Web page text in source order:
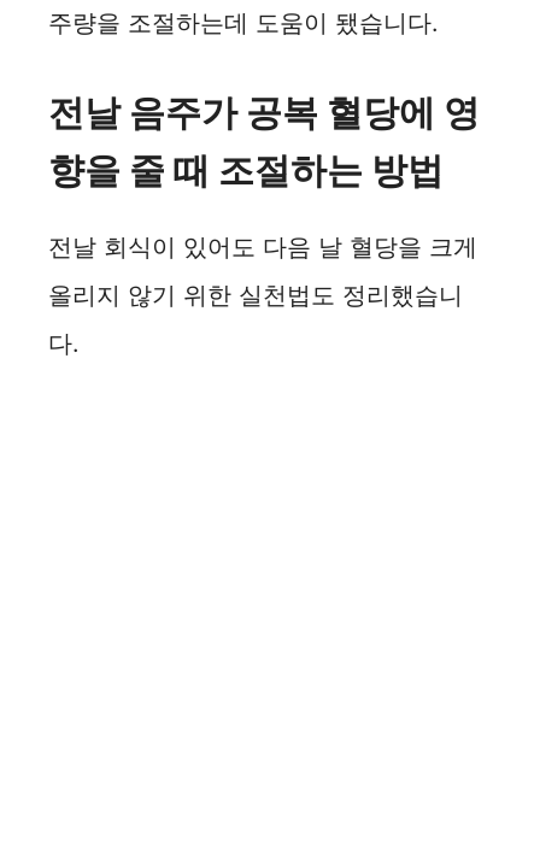
주량을 조절하는데 도움이 됐습니다.
전날 음주가 공복 혈당에 영
향을 줄 때 조절하는 방법
전날 회식이 있어도 다음 날 혈당을 크게
올리지 않기 위한 실천법도 정리했습니
다.